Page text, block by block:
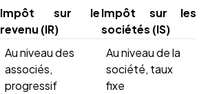
Impôt sur le
revenu (IR)
Impôt sur les
sociétés (IS)
Au niveau des
associés,
progressif
Au niveau de la
société, taux
fixe